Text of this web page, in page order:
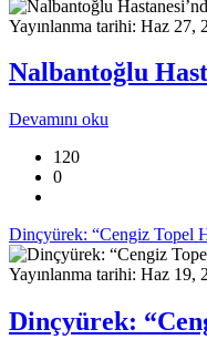
Yayınlanma tarihi: Haz 27,
Nalbantoğlu
Devamını oku
120
0
Dinçyürek: “Cengiz Topel
Yayınlanma tarihi: Haz 19,
Dinçyürek: